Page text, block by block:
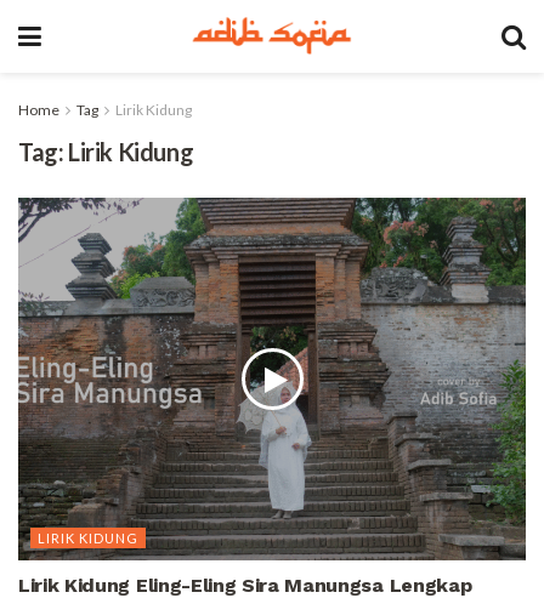
Home Tag Lirik Kidung
Tag: Lirik Kidung
LIRIK KIDUNG
Lirik Kidung Eling-Eling Sira Manungsa Lengkap